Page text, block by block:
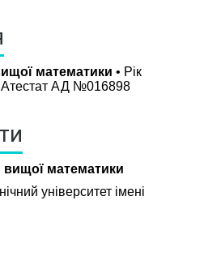
математики • Рік
Атестат АД №016898
математики
університет імені